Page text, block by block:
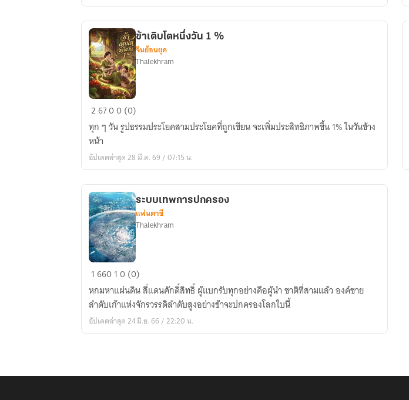
ข้า
เติบโต
หนึ่ง
วัน
1
ข้าเติบโตหนึ่งวัน 1 %
จีนย้อนยุค
Thalekhram
26700 (0)
ทุก ๆ วัน รูปธรรมประโยคสามประโยคที่ถูกเขียน จะเพิ่มประสิทธิภาพขึ้น 1% ในวันข้าง
หน้า
อัปเดตล่าสุด 28 มี.ค. 69 / 07:15 น.
ระบบ
การ
ปกครอง
ระบบเทพการปกครอง
แฟนตาซี
Thalekhram
166010 (0)
หกมหาแผ่นดิน สี่แดนศักดิ์สิทธิ์ ผู้แบกรับทุกอย่างคือผู้นำ ชาติที่สามแล้ว องค์ชาย
ลำดับเก้าแห่งจักรวรรดิลำดับสูงอย่างข้าจะปกครองโลกใบนี้
อัปเดตล่าสุด 24 มิ.ย. 66 / 22:20 น.